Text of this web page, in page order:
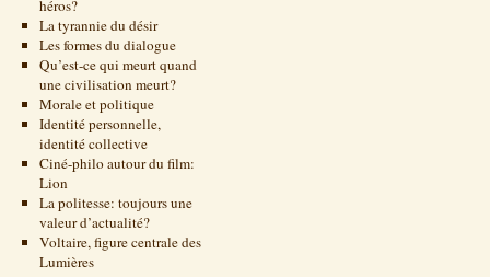
héros?
La tyrannie du désir
Les formes du dialogue
Qu’est-ce qui meurt quand
une civilisation meurt?
Morale et politique
Identité personnelle,
identité collective
Ciné-philo autour du film:
Lion
La politesse: toujours une
valeur d’actualité?
Voltaire, figure centrale des
Lumières